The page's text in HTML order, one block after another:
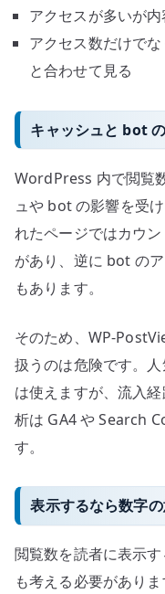
アクセスが多いが
アクセス数だけで
と合わせて見る
キャッシュと bot
WordPress 内で閲覧
ュや bot の影響を受
れたページではカウ
があり、逆に bot の
もあります。
そのため、WP-
扱うのは危険です。
は使えますが、流入
析は GA4 や Search
す。
表示するなら数字
閲覧数を読者に表示
も考える必要があり